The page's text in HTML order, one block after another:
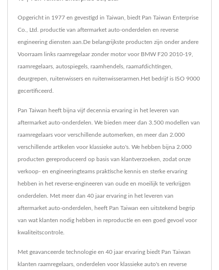
Opgericht in 1977 en gevestigd in Taiwan, biedt Pan Taiwan Enterprise
Co., Ltd. productie van aftermarket auto-onderdelen en reverse
engineering diensten aan.De belangrijkste producten zijn onder andere
Voorraam links raamregelaar zonder motor voor BMW F20 2010-19,
raamregelaars, autospiegels, raamhendels, raamafdichtingen,
deurgrepen, ruitenwissers en ruitenwisserarmen.Het bedrijf is ISO 9000
gecertificeerd.
Pan Taiwan heeft bijna vijf decennia ervaring in het leveren van
aftermarket auto-onderdelen. We bieden meer dan 3.500 modellen van
raamregelaars voor verschillende automerken, en meer dan 2.000
verschillende artikelen voor klassieke auto's. We hebben bijna 2.000
producten gereproduceerd op basis van klantverzoeken, zodat onze
verkoop- en engineeringteams praktische kennis en sterke ervaring
hebben in het reverse-engineeren van oude en moeilijk te verkrijgen
onderdelen. Met meer dan 40 jaar ervaring in het leveren van
aftermarket auto-onderdelen, heeft Pan Taiwan een uitstekend begrip
van wat klanten nodig hebben in reproductie en een goed gevoel voor
kwaliteitscontrole.
Met geavanceerde technologie en 40 jaar ervaring biedt Pan Taiwan
klanten raamregelaars, onderdelen voor klassieke auto's en reverse